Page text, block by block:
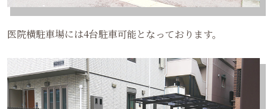
医院横駐車場には4台駐車可能となっております。